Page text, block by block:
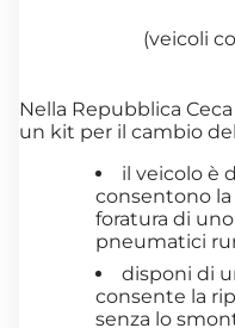
(veicoli
Nella Repubblica
un kit per il cambio
il veicolo è
consentono
foratura di
pneumatici
disponi di
consente la
senza lo